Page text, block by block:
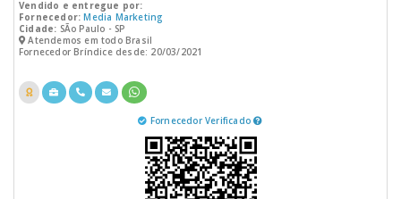
Vendido e entregue por:
Fornecedor: Media Marketing
Cidade: SÃo Paulo - SP
Atendemos em todo Brasil
Fornecedor Bríndice desde: 20/03/2021
Fornecedor Verificado